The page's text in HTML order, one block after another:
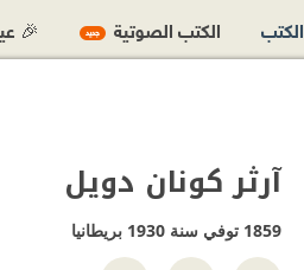
آرثر كونان دويل
1859 توفي سنة 1930 بريطانيا
الكتب الكتب الصوتية جديد 🎉